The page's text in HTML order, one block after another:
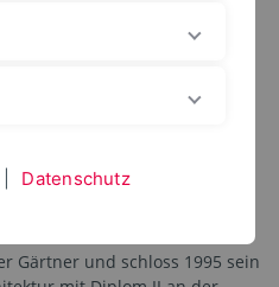
Gärtner und schloss 1995 sein
Datenschutz